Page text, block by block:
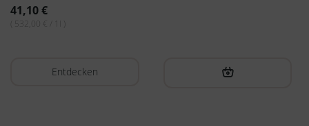
41,10€
( 532,00 € / 1l )
Entdecken